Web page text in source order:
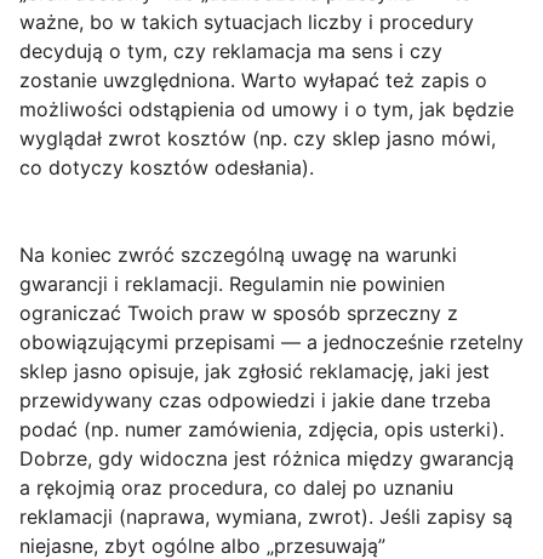
ważne, bo w takich sytuacjach liczby i procedury
decydują o tym, czy reklamacja ma sens i czy
zostanie uwzględniona. Warto wyłapać też zapis o
możliwości odstąpienia od umowy i o tym, jak będzie
wyglądał zwrot kosztów (np. czy sklep jasno mówi,
co dotyczy kosztów odesłania).
Na koniec zwróć szczególną uwagę na warunki
gwarancji i reklamacji. Regulamin nie powinien
ograniczać Twoich praw w sposób sprzeczny z
obowiązującymi przepisami — a jednocześnie rzetelny
sklep jasno opisuje, jak zgłosić reklamację, jaki jest
przewidywany czas odpowiedzi i jakie dane trzeba
podać (np. numer zamówienia, zdjęcia, opis usterki).
Dobrze, gdy widoczna jest różnica między gwarancją
a rękojmią oraz procedura, co dalej po uznaniu
reklamacji (naprawa, wymiana, zwrot). Jeśli zapisy są
niejasne, zbyt ogólne albo „przesuwają”